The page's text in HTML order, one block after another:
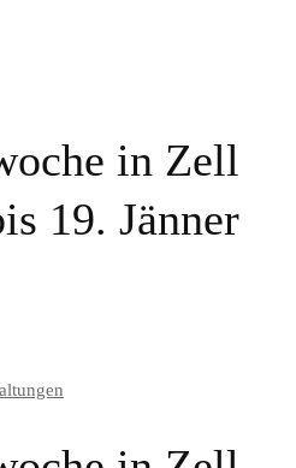
in Zell
19. Jänner